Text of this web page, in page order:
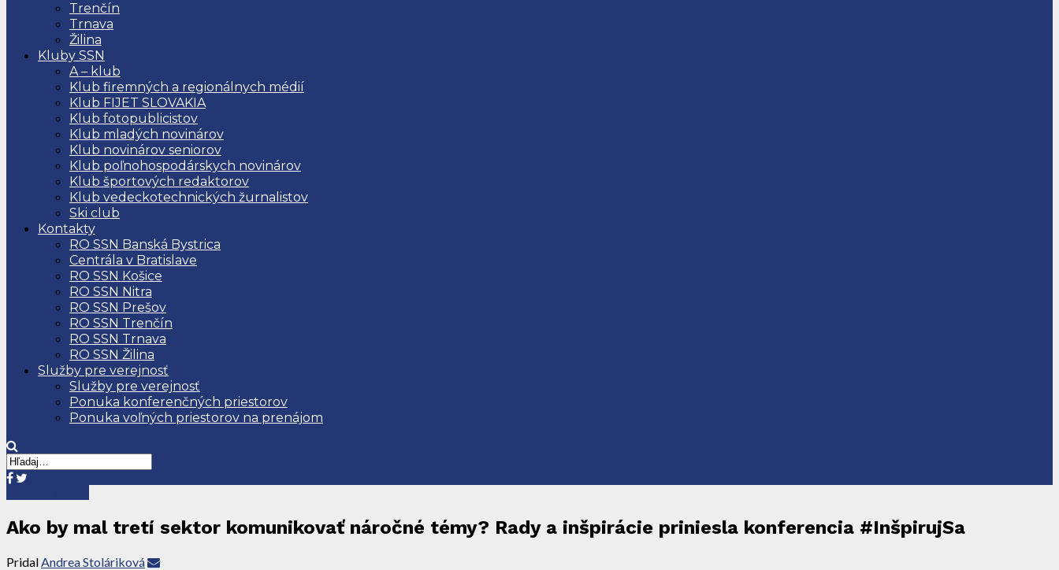
Trenčín
Trnava
Žilina
Kluby SSN
A – klub
Klub firemných a regionálnych médií
Klub FIJET SLOVAKIA
Klub fotopublicistov
Klub mladých novinárov
Klub novinárov seniorov
Klub poľnohospodárskych novinárov
Klub športových redaktorov
Klub vedeckotechnických žurnalistov
Ski club
Kontakty
RO SSN Banská Bystrica
Centrála v Bratislave
RO SSN Košice
RO SSN Nitra
RO SSN Prešov
RO SSN Trenčín
RO SSN Trnava
RO SSN Žilina
Služby pre verejnosť
Služby pre verejnosť
Ponuka konferenčných priestorov
Ponuka voľných priestorov na prenájom
Ako by mal tretí sektor komunikovať náročné témy? Rady a inšpirácie priniesla konferencia #InšpirujSa
Pridal Andrea Stoláriková